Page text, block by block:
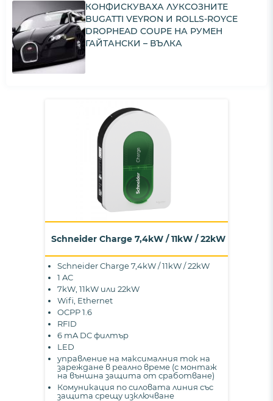
КОНФИСКУВАХА ЛУКСОЗНИТЕ
BUGATTI VEYRON И ROLLS-ROYCE
DROPHEAD COUPE НА РУМЕН
ГАЙТАНСКИ – ВЪЛКА
Schneider Charge 7,4kW / 11kW / 22kW
Schneider Charge 7,4kW / 11kW / 22kW
1 AC
7kW, 11kW или 22kW
Wifi, Ethernet
OCPP 1.6
RFID
6 mA DC филтър
LED
управление на максималния ток на
зареждане в реално време (с монтаж
на външна защита от сработване)
Комуникация по силовата линия със
защита срещу изключване